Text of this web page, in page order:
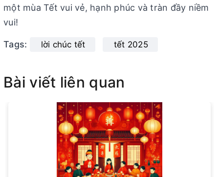
một mùa Tết vui vẻ, hạnh phúc và tràn đầy niềm
vui!
Tags: lời chúc tết tết 2025
Bài viết liên quan